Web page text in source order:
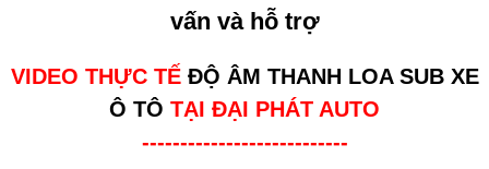
vấn và hỗ trợ
VIDEO THỰC TẾ ĐỘ ÂM THANH LOA SUB XE
Ô TÔ TẠI ĐẠI PHÁT AUTO
---------------------------